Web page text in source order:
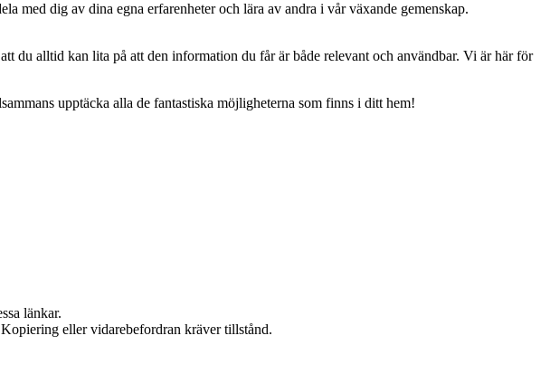
med dig av dina egna erfarenheter och lära av andra i vår växande gemenskap.
du alltid kan lita på att den information du får är både relevant och användbar. Vi är här för
upptäcka alla de fantastiska möjligheterna som finns i ditt hem!
länkar.
eller vidarebefordran kräver tillstånd.